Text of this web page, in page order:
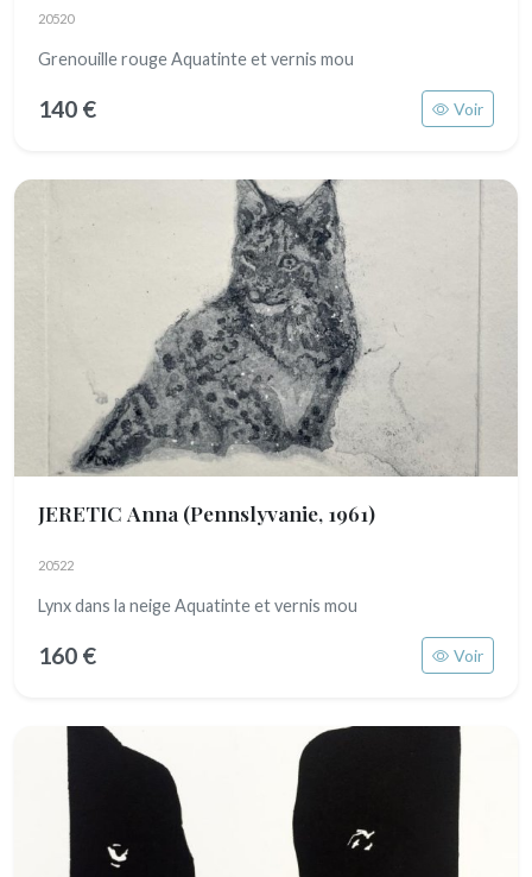
20520
Grenouille rouge Aquatinte et vernis mou
140 € Voir
JERETIC Anna (Pennslyvanie, 1961)
20522
Lynx dans la neige Aquatinte et vernis mou
160 € Voir